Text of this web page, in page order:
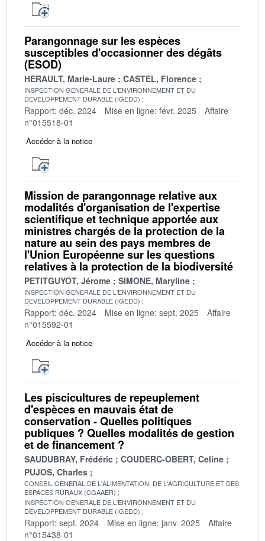
Parangonnage sur les espèces
susceptibles d'occasionner des dégâts
(ESOD)
HERAULT, Marie-Laure CASTEL, Florence
INSPECTION GENERALE DE L'ENVIRONNEMENT ET DU
DEVELOPPEMENT DURABLE (IGEDD)
Rapport: déc. 2024 Mise en ligne: févr. 2025
Affaire
n°015518-01
Accéder à la notice
Mission de parangonnage relative aux
modalités d'organisation de l'expertise
scientifique et technique apportée aux
ministres chargés de la protection de la
nature au sein des pays membres de
l'Union Européenne sur les questions
relatives à la protection de la biodiversité
PETITGUYOT, Jérome SIMONE, Maryline
INSPECTION GENERALE DE L'ENVIRONNEMENT ET DU
DEVELOPPEMENT DURABLE (IGEDD)
Rapport: déc. 2024 Mise en ligne: sept. 2025
Affaire
n°015592-01
Accéder à la notice
Les piscicultures de repeuplement
d'espèces en mauvais état de
conservation - Quelles politiques
publiques ? Quelles modalités de gestion
et de financement ?
SAUDUBRAY, Frédéric
COUDERC-OBERT, Celine
PUJOS, Charles
CONSEIL GENERAL DE L'ALIMENTATION, DE L'AGRICULTURE ET DES
ESPACES RURAUX (CGAAER)
INSPECTION GENERALE DE L'ENVIRONNEMENT ET DU
DEVELOPPEMENT DURABLE (IGEDD)
Rapport: sept. 2024 Mise en ligne: janv. 2025
Affaire
n°015438-01